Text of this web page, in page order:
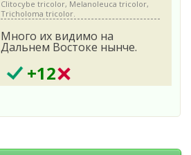
Clitocybe tricolor, Melanoleuca tricolor,
Tricholoma tricolor.
Много их видимо на
Дальнем Востоке нынче.
+12